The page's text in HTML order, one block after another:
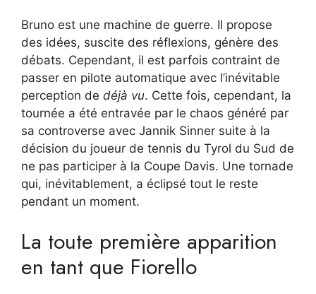
Bruno est une machine de guerre. Il propose
des idées, suscite des réflexions, génère des
débats. Cependant, il est parfois contraint de
passer en pilote automatique avec l’inévitable
perception de déjà vu. Cette fois, cependant, la
tournée a été entravée par le chaos généré par
sa controverse avec Jannik Sinner suite à la
décision du joueur de tennis du Tyrol du Sud de
ne pas participer à la Coupe Davis. Une tornade
qui, inévitablement, a éclipsé tout le reste
pendant un moment.
La toute première apparition
en tant que Fiorello